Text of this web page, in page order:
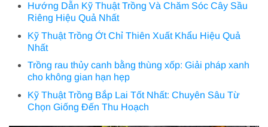
Hướng Dẫn Kỹ Thuật Trồng Và Chăm Sóc Cây Sầu
Riêng Hiệu Quả Nhất
Kỹ Thuật Trồng Ớt Chỉ Thiên Xuất Khẩu Hiệu Quả
Nhất
Trồng rau thủy canh bằng thùng xốp: Giải pháp xanh
cho không gian hạn hẹp
Kỹ Thuật Trồng Bắp Lai Tốt Nhất: Chuyên Sâu Từ
Chọn Giống Đến Thu Hoạch